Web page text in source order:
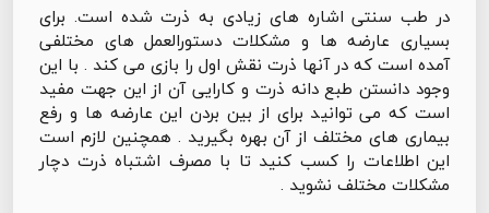
در طب سنتی اشاره های زیادی به ذرت شده است. برای
بسیاری عارضه ها و مشکلات دستورالعمل های مختلفی
آمده است که در آنها ذرت نقش اول را بازی می کند . با این
وجود دانستن طبع دانه ذرت و کارایی آن از این جهت مفید
است که می توانید برای از بین بردن این عارضه ها و رفع
بیماری های مختلف از آن بهره بگیرید . همچنین لازم است
این اطلاعات را کسب کنید تا با مصرف اشتباه ذرت دچار
مشکلات مختلف نشوید .